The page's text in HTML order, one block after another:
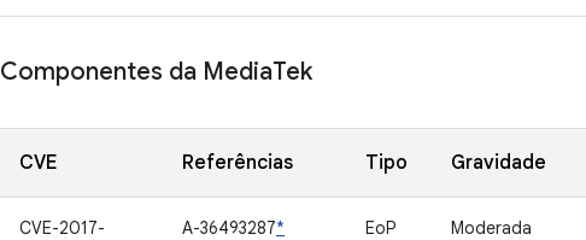
Componentes da MediaTek
CVE Referências Tipo Gravidade
CVE-2017-
A-36493287*
EoP Moderada